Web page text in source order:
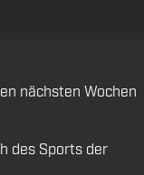
nächsten Wochen
des Sports der